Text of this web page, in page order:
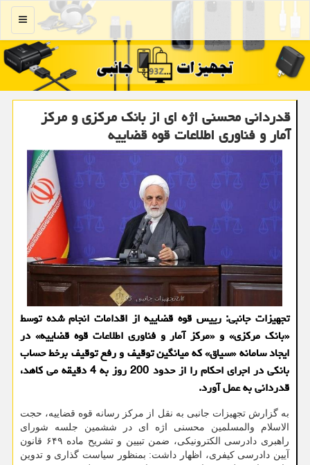
منو
قدردانی محسنی اژه ای از بانک مرکزی و مرکز
آمار و فناوری اطلاعات قوه قضاییه
تجهیزات جانبی: رییس قوه قضاییه از اقدامات انجام شده توسط
«بانک مرکزی» و «مرکز آمار و فناوری اطلاعات قوه قضاییه» در
ایجاد سامانه «سیاق» که میانگین توقیف و رفع توقیف برخط حساب
بانکی در اجرای احکام را از حدود 200 روز به 4 دقیقه می کاهد،
قدردانی به عمل آورد.
به گزارش تجهیزات جانبی به نقل از مرکز رسانه قوه قضاییه، حجت
الاسلام والمسلمین محسنی اژه ای در ششمین جلسه شورای
راهبری دادرسی الکترونیکی، ضمن تبیین و تشریح ماده ۶۴۹ قانون
آیین دادرسی کیفری، اظهار داشت: بمنظور سیاست گذاری و تدوین